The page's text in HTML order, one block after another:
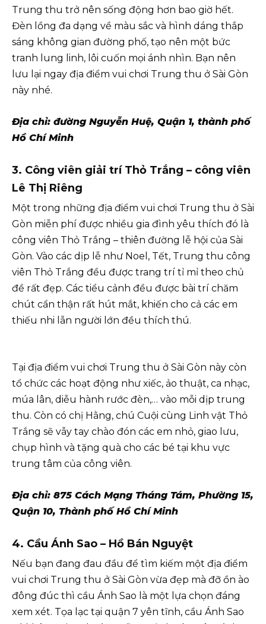
Trung thu trở nên sống động hơn bao giờ hết.
Đèn lồng đa dạng về màu sắc và hình dáng thắp
sáng không gian đường phố, tạo nên một bức
tranh lung linh, lôi cuốn mọi ánh nhìn. Bạn nên
lưu lại ngay địa điểm vui chơi Trung thu ở Sài Gòn
này nhé.
Địa chỉ: đường Nguyễn Huệ, Quận 1, thành phố
Hồ Chí Minh
3. Công viên giải trí Thỏ Trắng – công viên
Lê Thị Riêng
Một trong những địa điểm vui chơi Trung thu ở Sài
Gòn miễn phí được nhiều gia đình yêu thích đó là
công viên Thỏ Trắng – thiên đường lễ hội của Sài
Gòn. Vào các dịp lễ như Noel, Tết, Trung thu công
viên Thỏ Trắng đều được trang trí tỉ mỉ theo chủ
đề rất đẹp. Các tiểu cảnh đều được bài trí chăm
chút cẩn thận rất hút mắt, khiến cho cả các em
thiếu nhi lẫn người lớn đều thích thú.
Tại địa điểm vui chơi Trung thu ở Sài Gòn này còn
tổ chức các hoạt động như xiếc, ảo thuật, ca nhạc,
múa lân, diễu hành rước đèn,… vào mỗi dịp trung
thu. Còn có chị Hằng, chú Cuội cùng Linh vật Thỏ
Trắng sẽ vẫy tay chào đón các em nhỏ, giao lưu,
chụp hình và tặng quà cho các bé tại khu vực
trung tâm của công viên.
Địa chỉ: 875 Cách Mạng Tháng Tám, Phường 15,
Quận 10, Thành phố Hồ Chí Minh
4. Cầu Ánh Sao – Hồ Bán Nguyệt
Nếu bạn đang đau đầu để tìm kiếm một địa điểm
vui chơi Trung thu ở Sài Gòn vừa đẹp mà đỡ ồn ào
đông đúc thì cầu Ánh Sao là một lựa chọn đáng
xem xét. Tọa lạc tại quận 7 yên tĩnh, cầu Ánh Sao